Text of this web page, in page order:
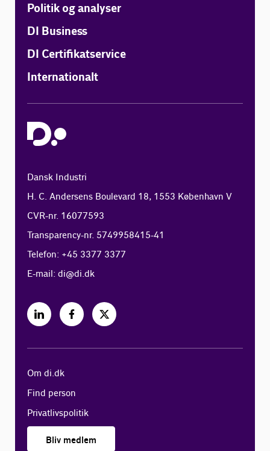
Politik og analyser
DI Business
DI Certifikatservice
Internationalt
Dansk Industri
H. C. Andersens Boulevard 18, 1553 København V
CVR-nr. 16077593
Transparency-nr. 5749958415-41
Telefon: +45 3377 3377
E-mail:di@di.dk
Om di.dk
Find person
Privatlivspolitik
Bliv medlem